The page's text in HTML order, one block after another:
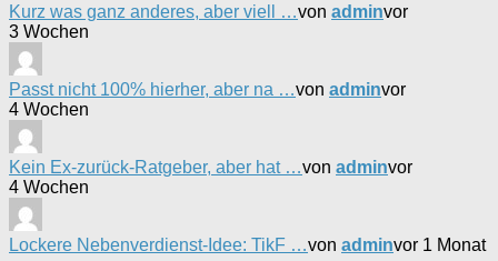
Kurz was ganz anderes, aber viell …von adminvor
3 Wochen
Passt nicht 100% hierher, aber na …von adminvor
4 Wochen
Kein Ex-zurück-Ratgeber, aber hat …von adminvor
4 Wochen
Lockere Nebenverdienst-Idee: TikF …von adminvor 1 Monat